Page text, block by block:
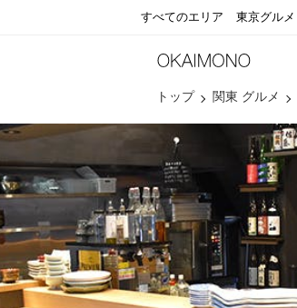
すべてのエリア 東京グルメ
トップ 関東 グルメ